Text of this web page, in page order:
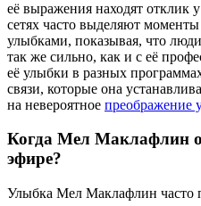
её выражения находят отклик
сетях часто выделяют
улыбками, показывая, что
так же сильно, как и с её
её улыбки в разных
связи, которые она
на невероятное преображение
Когда Мел Маклафлин
эфире?
Улыбка Мел Маклафлин часто